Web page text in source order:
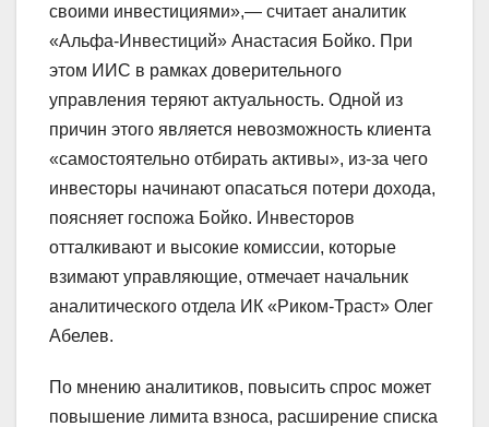
своими инвестициями»,— считает аналитик
«Альфа-Инвестиций» Анастасия Бойко. При
этом ИИС в рамках доверительного
управления теряют актуальность. Одной из
причин этого является невозможность клиента
«самостоятельно отбирать активы», из-за чего
инвесторы начинают опасаться потери дохода,
поясняет госпожа Бойко. Инвесторов
отталкивают и высокие комиссии, которые
взимают управляющие, отмечает начальник
аналитического отдела ИК «Риком-Траст» Олег
Абелев.
По мнению аналитиков, повысить спрос может
повышение лимита взноса, расширение списка